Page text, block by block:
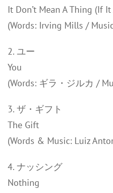
It Don’t Mean A Thing (If
(Words: Irving Mills /
2. ユー
You
(Words: ギラ・ジルカ /
3. ザ・ギフト
The Gift
(Words & Music: Luiz
4. ナッシング
Nothing